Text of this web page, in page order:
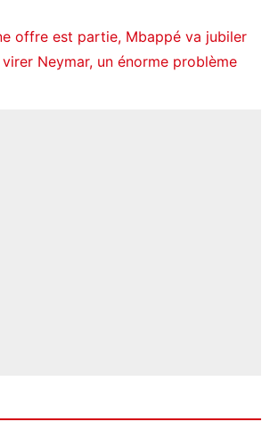
offre est partie, Mbappé va jubiler
virer Neymar, un énorme problème